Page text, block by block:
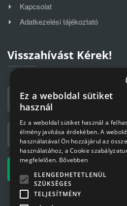
Kapcsolat
Adatkezelési tájékoztató
Visszahívást Kérek!
Ez a weboldal sütiket
használ
Ez a weboldal sütiket használ a
élmény javítása érdekében. A
használatával Ön hozzájárul az
használatához, a Cookie
megfelelően. Bővebben
ELENGEDHETETLENÜL
SZÜKSÉGES
TELJESÍTMÉNY